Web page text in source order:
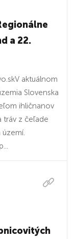
a 22.
aktuálnom
Slovenska
ihličnanov
tráv z čeľade